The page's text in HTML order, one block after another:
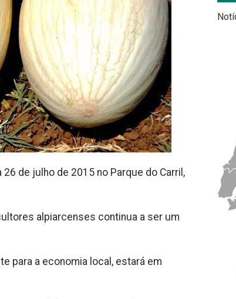
de julho de 2015 no Parque do Carril,
alpiarcenses continua a ser um
para a economia local, estará em